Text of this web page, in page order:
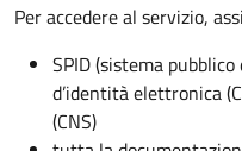
Per accedere al servizio,
SPID (sistema
d’identità elettronica
(CNS)